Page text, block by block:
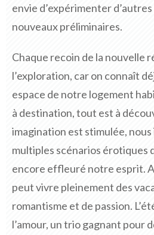
envie d’expérimenter
nouveaux préliminaires.
Chaque recoin de la nouvelle
l’exploration, car on connaît
espace de notre logement
à destination, tout est à
imagination est stimulée,
multiples scénarios érotiques
encore effleuré notre esprit.
peut vivre pleinement des
romantisme et de passion.
l’amour, un trio gagnant pour